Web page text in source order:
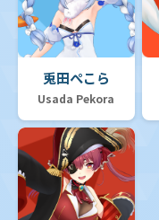
兎田ぺこら
Usada Pekora